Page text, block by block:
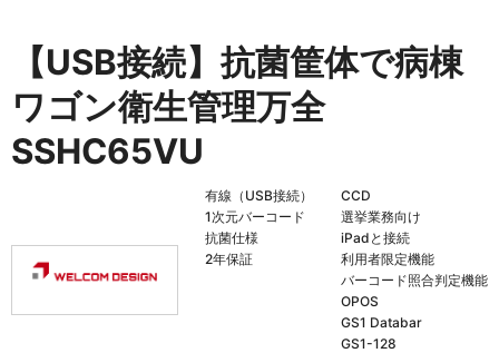
【USB接続】抗菌筐体で病棟
ワゴン衛生管理万全
SSHC65VU
有線（USB接続）
1次元バーコード
抗菌仕様
2年保証
CCD
選挙業務向け
iPadと接続
利用者限定機能
バーコード照合判定機能
OPOS
GS1 Databar
GS1-128